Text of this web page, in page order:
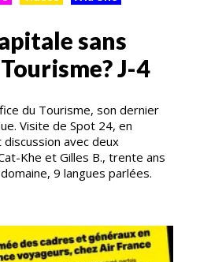
sans
J-4
du Tourisme, son dernier
Visite de Spot 24, en
avec deux
Khe et Gilles B., trente ans
9 langues parlées.